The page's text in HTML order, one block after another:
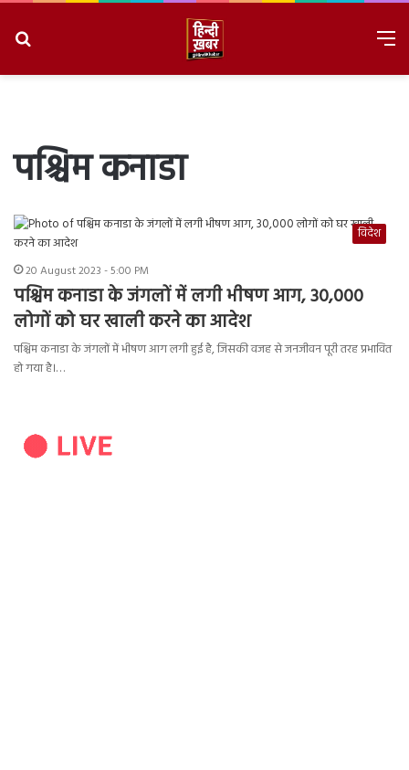
पश्चिम कनाडा
विदेश
20 August 2023 - 5:00 PM
पश्चिम कनाडा के जंगलों में लगी भीषण आग, 30,000
लोगों को घर खाली करने का आदेश
पश्चिम कनाडा के जंगलों में भीषण आग लगी हुई है, जिसकी वजह से जनजीवन पूरी तरह प्रभावित
हो गया है।…